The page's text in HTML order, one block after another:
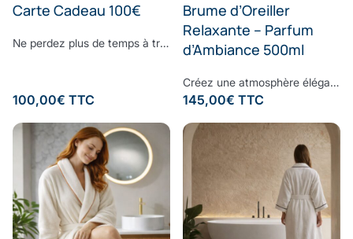
Carte Cadeau 100€
Ne perdez plus de temps à trouver le cadeau parfait. Surprenez vos proches avec le cadeau dont ils ont toujours rêvé : offrez-leur la E-Carte Cadeau Comptoir du Bambou pour leur permettre de réaliser toutes leurs envies. Choisissez le montant à créditer sur la carte cadeau, ajoutez un message personnalisé et laissez la magie Comptoir du Bambou opérer.
100,00€ TTC
Brume d’Oreiller
Relaxante – Parfum
d’Ambiance 500ml
Créez une atmosphère élégante et apaisante, à chaque instant.Vaporisez cette brume d’ambiance dans votre intérieur pour diffuser une signature olfactive raffinée, subtile et enveloppante. Sa composition associe une eau de bambou délicate à des notes fraîches d’écorces de bergamote et de feuilles de basilic, légèrement froissées. Une fragrance contemporaine où la douceur végétale rencontre la vivacité des agrumes, pour un équilibre parfaitement maîtrisé. À la fois fraîche, naturelle et sophistiquée, cette senteur transforme vos espaces en véritables lieux de bien-être, inspirés des plus beaux établissements. Formulée sans ingrédients synthétiques controversés, elle respecte votre environnement tout en sublimant votre intérieur. Sillage : bergamote - bambou - basilic - musc
145,00€ TTC